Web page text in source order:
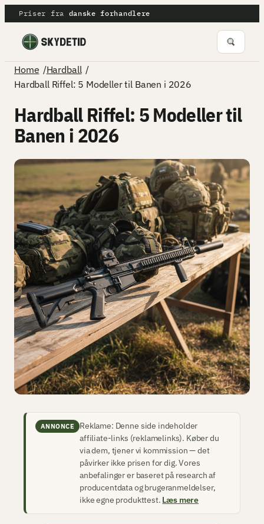
Spring
til
indhold
Priser fra danske forhandlere
Home /Hardball /
Hardball Riffel: 5 Modeller til Banen i 2026
Hardball Riffel: 5 Modeller til
Banen i 2026
ANNONCE
Reklame: Denne side indeholder
affiliate-links (reklamelinks). Køber du
via dem, tjener vi kommission — det
påvirker ikke prisen for dig. Vores
anbefalinger er baseret på research af
producentdata og brugeranmeldelser,
ikke egne produkttest. Læs mere